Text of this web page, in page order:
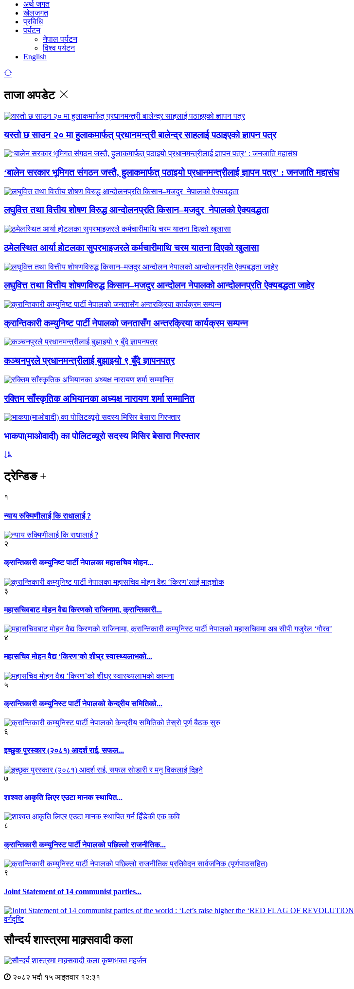
अर्थ जगत
खेलजगत
प्रविधि
पर्यटन
नेपाल पर्यटन
विश्व पर्यटन
English
ताजा अपडेट
यस्तो छ साउन २० मा हुलाकमार्फत् प्रधानमन्त्री बालेन्द्र साहलाई पठाइएको ज्ञापन पत्र
‘बालेन सरकार भूमिगत संगठन जस्तै, हुलाकमार्फत् पठाइयो प्रधानमन्त्रीलाई ज्ञापन पत्र’ : जनजाति महासंघ
लघुवित्त तथा वित्तीय शोषण विरुद्ध आन्दोलनप्रति किसान–मजदुर नेपालको ऐक्यवद्धता
ठमेलस्थित आर्या होटलका सुपरभाइजरले कर्मचारीमाथि चरम यातना दिएको खुलासा
लघुवित्त तथा वित्तीय शोषणविरुद्ध किसान–मजदुर आन्दोलन नेपालको आन्दोलनप्रति ऐक्यबद्धता जाहेर
क्रान्तिकारी कम्युनिष्ट पार्टी नेपालको जनतासँग अन्तरक्रिया कार्यक्रम सम्पन्न
कञ्चनपुरले प्रधानमन्त्रीलाई बुझाइयो ९ बुँदे ज्ञापनपत्र
रक्तिम साँस्कृतिक अभियानका अध्यक्ष नारायण शर्मा सम्मानित
भाकपा(माओवादी) का पोलिटव्यूरो सदस्य मिसिर बेसारा गिरफ्तार
ट्रेन्डिङ+
१
न्याय रुक्मिणीलाई कि राधालाई ?
२
क्रान्तिकारी कम्युनिष्ट पार्टी नेपालका महासचिव मोहन...
३
महासचिवबाट मोहन वैद्य किरणको राजिनामा, क्रान्तिकारी...
४
महासचिव मोहन वैद्य ‘किरण’को शीघ्र स्वास्थ्यलाभको...
५
क्रान्तिकारी कम्युनिस्ट पार्टी नेपालको केन्द्रीय समितिको...
६
इच्छुक पुरस्कार (२०८१) आदर्श राई, सफल...
७
शाश्वत आकृति लिएर एउटा मानक स्थापित...
८
क्रान्तिकारी कम्युनिस्ट पार्टी नेपालको पछिल्लो राजनीतिक...
९
Joint Statement of 14 communist parties...
वर्गदृष्टि
सौन्दर्य शास्त्रमा माक्र्सवादी कला
कृष्णभक्त महर्जन
२०८२ भदौ १५ आइतवार १२:३१